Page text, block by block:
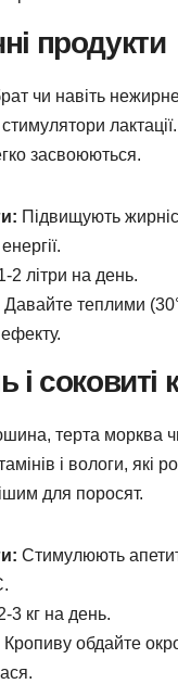
продукти
чи навіть
засвоюються.
Підвищують
2 літри на день.
Давайте теплими
і соковиті
терта морква
і вологи, які
для поросят.
Стимулюють
3 кг на день.
Кропиву обдайте